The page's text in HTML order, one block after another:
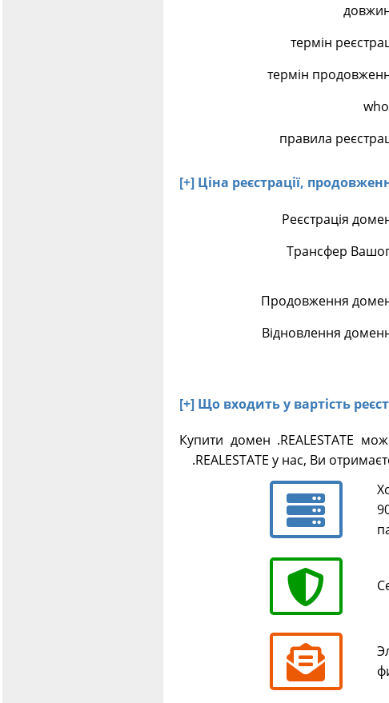
термін
термін
правила
[+] Ціна реєстрації,
Реєстрація
Трансфер
Продовження
Відновлення
[+] Що входить у вартість
Купити домен .REALESTATE
.REALESTATE у нас, Ви